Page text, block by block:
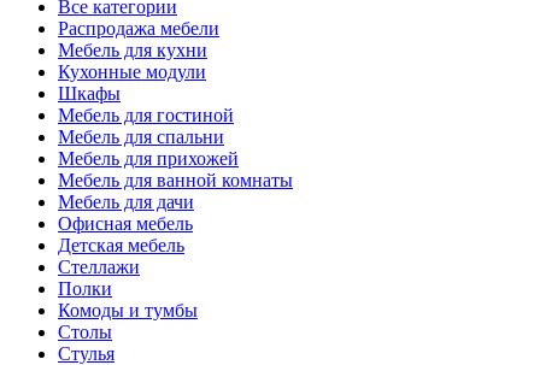
Все категории
Распродажа мебели
Мебель для кухни
Кухонные модули
Шкафы
Мебель для гостиной
Мебель для спальни
Мебель для прихожей
Мебель для ванной комнаты
Мебель для дачи
Офисная мебель
Детская мебель
Стеллажи
Полки
Комоды и тумбы
Столы
Стулья